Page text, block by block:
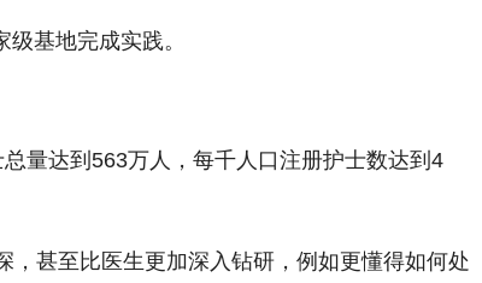
基地完成实践。
量达到563万人，每千人口注册护士数达到4
，甚至比医生更加深入钻研，例如更懂得如何处